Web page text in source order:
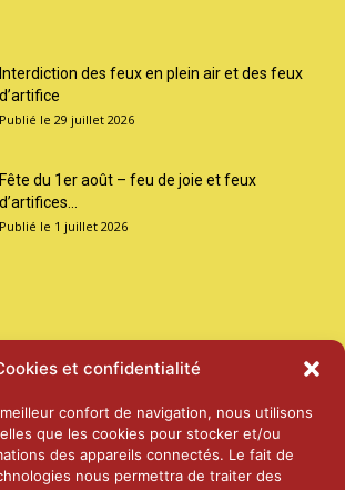
et confidentialité
confort de navigation, nous utilisons
que les cookies pour stocker et/ou
des appareils connectés. Le fait de
nous permettra de traiter des
Interdiction des feux en plein air et des feux
d’artifice
29 juillet 2026
Fête du 1er août – feu de joie et feux
d’artifices...
1 juillet 2026
2026 – Laiterie d’Orsières et Abbaye de St-
25 juin 2026
2025 – Palais Fédéral – Berne